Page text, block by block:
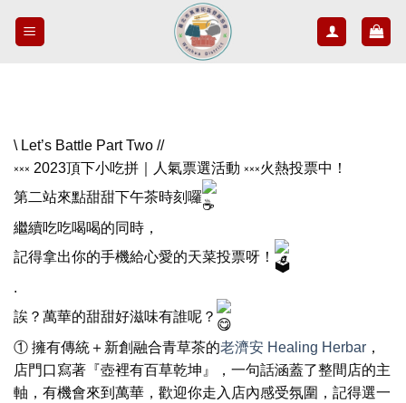
\ Let’s Battle Part Two //
༝༝༝ 2023頂下小吃拼｜人氣票選活動 ༝༝༝火熱投票中！
第二站來點甜甜下午茶時刻囉
繼續吃吃喝喝的同時，
記得拿出你的手機給心愛的天菜投票呀！
.
誒？萬華的甜甜好滋味有誰呢？
① 擁有傳統＋新創融合青草茶的老濟安 Healing Herbar ，
店門口寫著『壺裡有百草乾坤』，一句話涵蓋了整間店的主
軸，有機會來到萬華，歡迎你走入店內感受氛圍，記得選一